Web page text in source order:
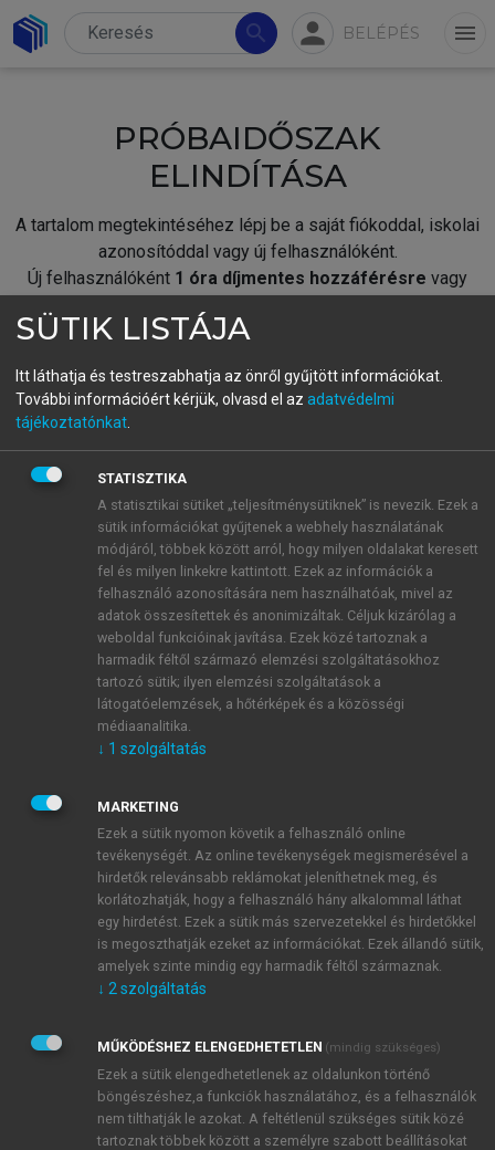
search person BELÉPÉS menu
PRÓBAIDŐSZAK
ELINDÍTÁSA
A tartalom megtekintéséhez lépj be a saját fiókoddal, iskolai
azonosítóddal vagy új felhasználóként.
Új felhasználóként 1 óra díjmentes hozzáférésre vagy
fiókoddal,vagy hozz létre új fiókot.
A regisztráció után apróbaidőszakautomatikusan
BELÉPÉS SAJÁT FIÓKKAL
ÚJ FIÓK LÉTREHOZÁSA
1 óra díjmentes hozzáférés
E-MAIL-CÍM
JELSZÓ
JELSZÓ ÚJRA
Kérek értesítést a MeRSZ újdonságairól, akcióiról.
Kérek értesítést az Akadémiai Kiadó Zrt. újdonságairól,
Adatkezelési tájékoztatóbanfoglaltakat tudomásul
veszem és elfogadom.
Általános vásárlási feltételeket, valamint a szotar.netés a
mersz.huoldalak licencszerződéseiben foglaltakat
tudomásul veszem és elfogadom.
SÜTIK LISTÁJA
Itt láthatja és testreszabhatja az önről gyűjtött információkat.
További információért kérjük, olvasd el az adatvédelmi
tájékoztatónkat
STATISZTIKA
A statisztikai sütiket „teljesítménysütiknek” is nevezik. Ezek a
sütik információkat gyűjtenek a webhely használatának
módjáról, többek között arról, hogy milyen oldalakat keresett
fel és milyen linkekre kattintott. Ezek az információk a
felhasználó azonosítására nem használhatóak, mivel az
adatok összesítettek és anonimizáltak. Céljuk kizárólag a
weboldal funkcióinak javítása. Ezek közé tartoznak a
harmadik féltől származó elemzési szolgáltatásokhoz
tartozó sütik; ilyen elemzési szolgáltatások a
látogatóelemzések, a hőtérképek és a közösségi
médiaanalitika.
↓ 1 szolgáltatás
MARKETING
Ezek a sütik nyomon követik a felhasználó online
tevékenységét. Az online tevékenységek megismerésével a
hirdetők relevánsabb reklámokat jeleníthetnek meg, és
korlátozhatják, hogy a felhasználó hány alkalommal láthat
egy hirdetést. Ezek a sütik más szervezetekkel és hirdetőkkel
is megoszthatják ezeket az információkat. Ezek állandó sütik,
amelyek szinte mindig egy harmadik féltől származnak.
↓ 2 szolgáltatás
MŰKÖDÉSHEZ ELENGEDHETETLEN (mindig szükséges)
Ezek a sütik elengedhetetlenek az oldalunkon történő
böngészéshez,a funkciók használatához, és a felhasználók
nem tilthatják le azokat. A feltétlenül szükséges sütik közé
tartoznak többek között a személyre szabott beállításokat